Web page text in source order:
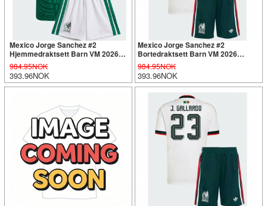
Mexico Jorge Sanchez #2
Hjemmedraktsett Barn VM 2026
Kortermet (+ Korte bukser)
984.95NOK
393.96NOK
Mexico Jorge Sanchez #2
Bortedraktsett Barn VM 2026
Kortermet (+ Korte bukser)
984.95NOK
393.96NOK